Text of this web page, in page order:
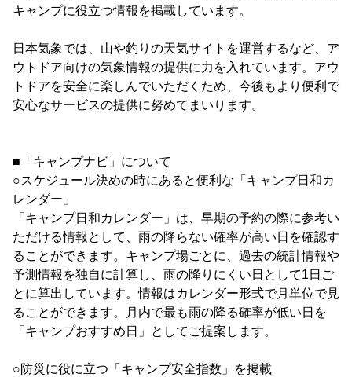
キャンプに役立つ情報を掲載しています。
日本気象では、山や釣りの天気サイトを運営するなど、ア
ウトドア向けの気象情報の提供に力を入れています。アウ
トドアを安全に楽しんでいただくため、今後もより便利で
安心なサービスの提供に努めてまいります。
■「キャンプナビ」について
○スケジュール決めの時にあると便利な「キャンプ日和カ
レンダー」
「キャンプ日和カレンダー」は、早期の予約の際に参考い
ただける情報として、雨の降らない確率が高い日を確認す
ることができます。キャンプ場ごとに、過去の統計情報や
予測情報を独自に計算し、雨の降りにくい日として1日ご
とに算出しています。情報はカレンダー形式で月単位で見
ることができます。月内で最も雨の降る確率が低い日を
「キャンプおすすめ日」としてご提案します。
○防災に役に立つ「キャンプ安全指数」を掲載